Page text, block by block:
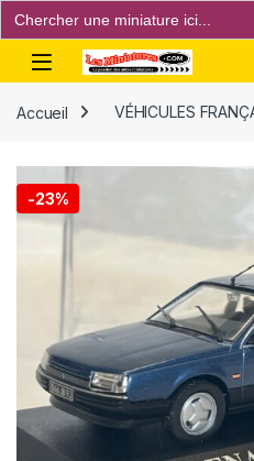
Search
for:
Open
Accueil VÉHICULES
-23%